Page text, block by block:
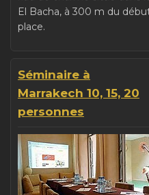
El Bacha, à 300 m du
place.
Séminaire à
Marrakech 10, 15, 20
personnes